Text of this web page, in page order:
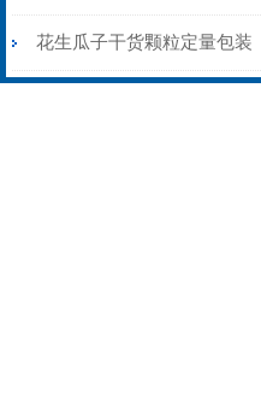
量包装机三边封价格
花生瓜子干货颗粒定量包装